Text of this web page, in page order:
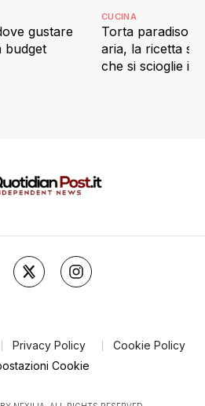
gustare
budget
Torta paradiso
aria, la ricetta
che si scioglie in
CUCINA
Privacy Policy
Cookie Policy
Cookie